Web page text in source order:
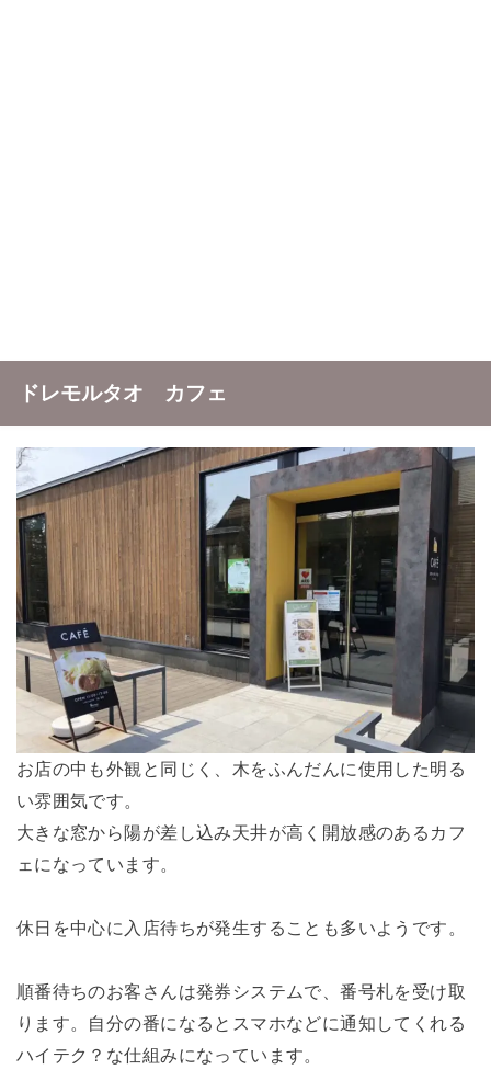
ドレモルタオ カフェ
お店の中も外観と同じく、木をふんだんに使用した明る
い雰囲気です。
大きな窓から陽が差し込み天井が高く開放感のあるカフ
ェになっています。
休日を中心に入店待ちが発生することも多いようです。
順番待ちのお客さんは発券システムで、番号札を受け取
ります。自分の番になるとスマホなどに通知してくれる
ハイテク？な仕組みになっています。